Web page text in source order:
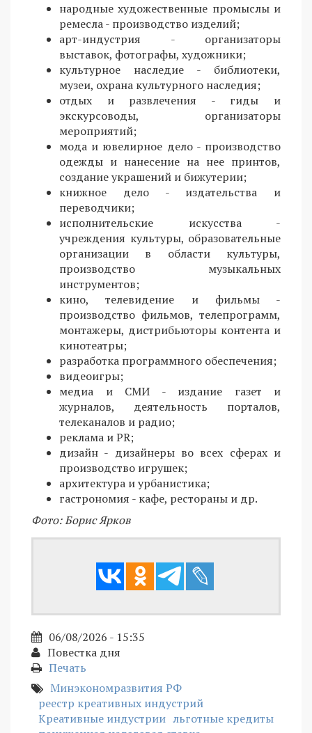
народные художественные промыслы и
ремесла - производство изделий;
арт-индустрия - организаторы
выставок, фотографы, художники;
культурное наследие - библиотеки,
музеи, охрана культурного наследия;
отдых и развлечения - гиды и
экскурсоводы, организаторы
мероприятий;
мода и ювелирное дело - производство
одежды и нанесение на нее принтов,
создание украшений и бижутерии;
книжное дело - издательства и
переводчики;
исполнительские искусства -
учреждения культуры, образовательные
организации в области культуры,
производство музыкальных
инструментов;
кино, телевидение и фильмы -
производство фильмов, телепрограмм,
монтажеры, дистрибьюторы контента и
кинотеатры;
разработка программного обеспечения;
видеоигры;
медиа и СМИ - издание газет и
журналов, деятельность порталов,
телеканалов и радио;
реклама и PR;
дизайн - дизайнеры во всех сферах и
производство игрушек;
архитектура и урбанистика;
гастрономия - кафе, рестораны и др.
Фото: Борис Ярков
06/08/2026 - 15:35
Повестка дня
Печать
Минэкономразвития РФ
реестр креативных индустрий
Креативные индустрии льготные кредиты